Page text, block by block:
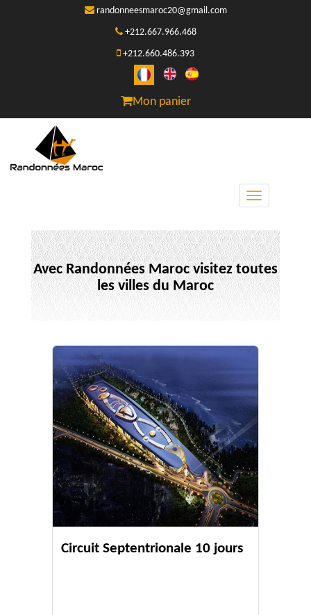
randonneesmaroc20@gmail.com
+212.667.966.468
+212.660.486.393
Mon panier
Toggle
Avec Randonnées Maroc visitez toutes
les villes du Maroc
Circuit Septentrionale 10 jours